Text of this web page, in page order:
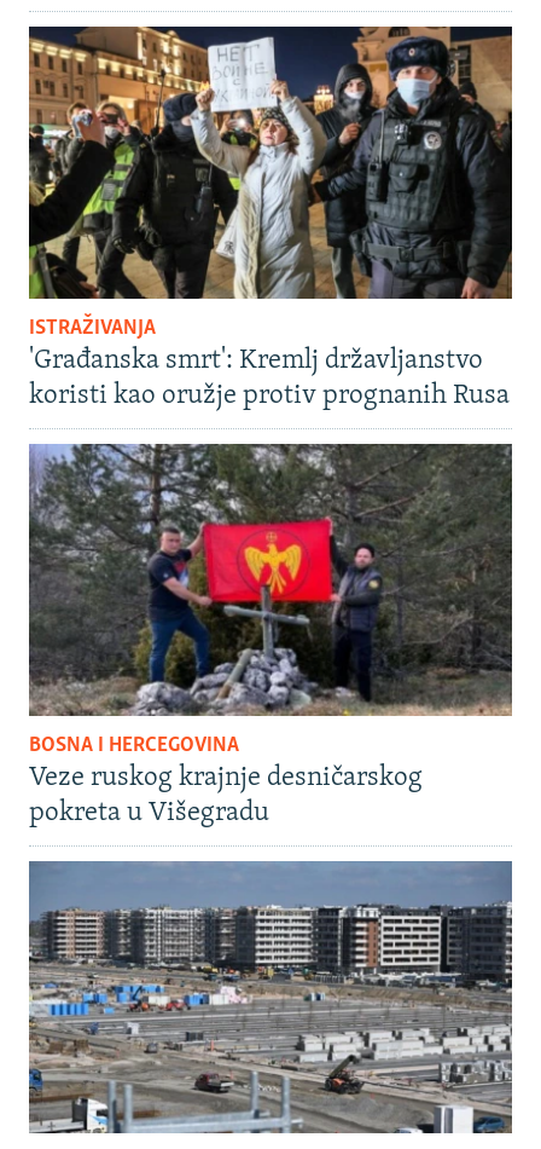
ISTRAŽIVANJA
'Građanska smrt': Kremlj državljanstvo
koristi kao oružje protiv prognanih Rusa
BOSNA I HERCEGOVINA
Veze ruskog krajnje desničarskog
pokreta u Višegradu